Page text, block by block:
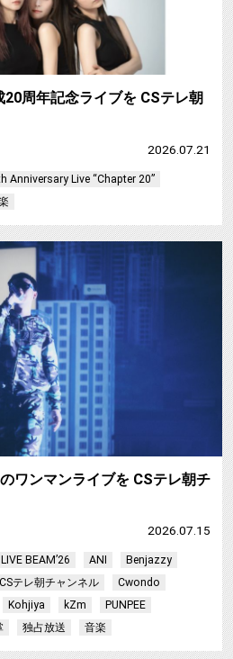
20周年記念ライブを CSテレ朝
2026.07.21
Anniversary Live “Chapter 20”
ワンマンライブを CSテレ朝チ
2026.07.15
BEAM’26 ANI
Benjazzy
CSテレ朝チャンネル
Cwondo
Kohjiya kZm
PUNPEE
独占放送 音楽